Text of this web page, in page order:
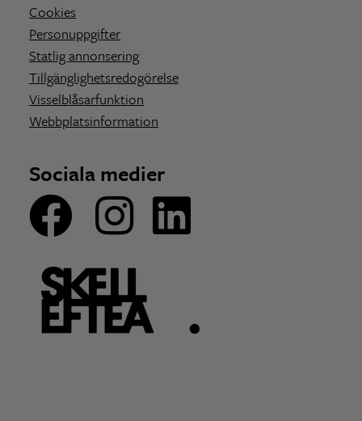
Cookies
Personuppgifter
Statlig annonsering
Tillgänglighetsredogörelse
Visselblåsarfunktion
Webbplatsinformation
Sociala medier